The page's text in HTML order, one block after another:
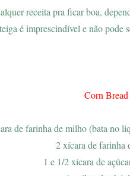
receita pra ficar boa,
é imprescindível e não pode
Corn Bread
de farinha de milho (bata no
2 xícara de farinha
1 e 1/2 xícara de